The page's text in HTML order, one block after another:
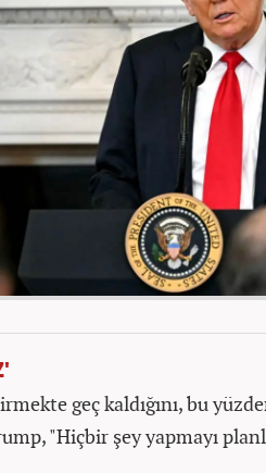
geç kaldığını, bu
"Hiçbir şey yapmayı